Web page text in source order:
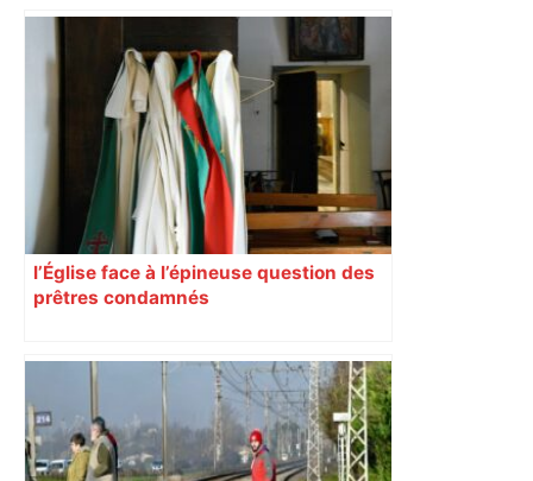
l’Église face à l’épineuse question des
prêtres condamnés